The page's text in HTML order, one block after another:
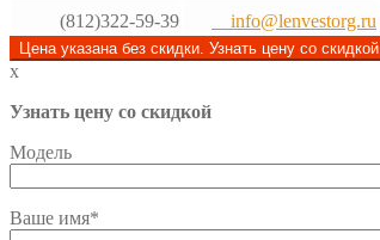
(812)322-59-39
info@lenvestorg.ru
Цена указана без скидки. Узнать цену со скидкой
x
Узнать цену со скидкой
Модель
Ваше имя*